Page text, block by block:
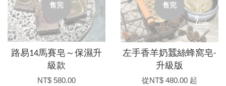
售完
路易14馬賽皂～保濕升
級款
NT$ 580.00
售完
左手香羊奶蠶絲蜂窩皂-
升級版
從NT$ 480.00 起